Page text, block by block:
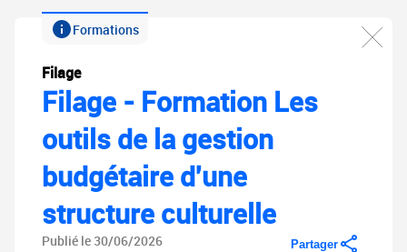
Formations
Filage
Filage - Formation Les
outils de la gestion
budgétaire d'une
structure culturelle
Publié le 30/06/2026
Partager